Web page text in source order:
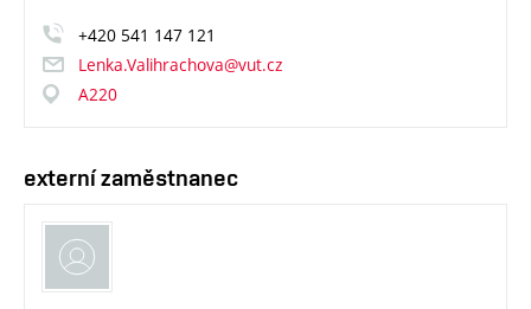
+420 541 147 121
Lenka.Valihrachova@vut.cz
A220
externí zaměstnanec